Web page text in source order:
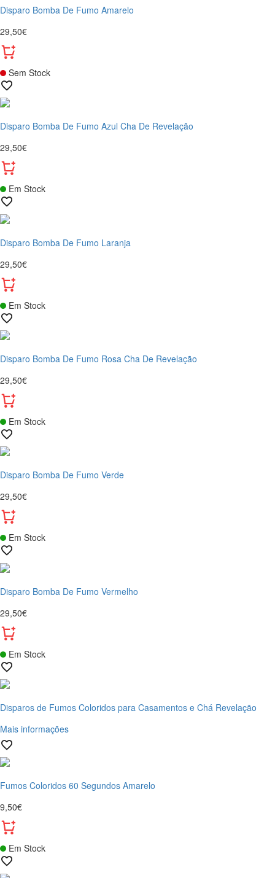
Disparo Bomba De Fumo Amarelo
29,50€
Sem Stock
Disparo Bomba De Fumo Azul Cha De Revelação
29,50€
Em Stock
Disparo Bomba De Fumo Laranja
29,50€
Em Stock
Disparo Bomba De Fumo Rosa Cha De Revelação
29,50€
Em Stock
Disparo Bomba De Fumo Verde
29,50€
Em Stock
Disparo Bomba De Fumo Vermelho
29,50€
Em Stock
Disparos de Fumos Coloridos para Casamentos e Chá Revelação
Mais informações
Fumos Coloridos 60 Segundos Amarelo
9,50€
Em Stock